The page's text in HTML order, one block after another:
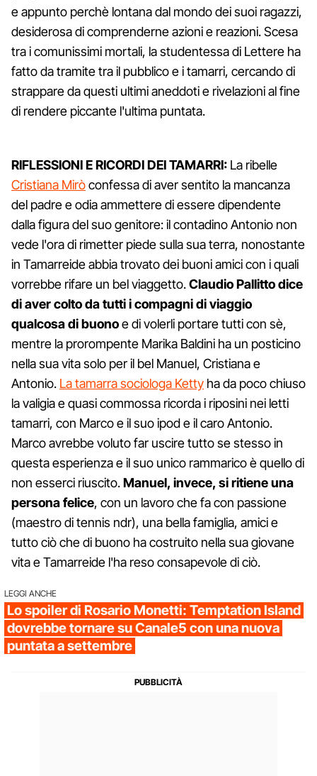
e appunto perchè lontana dal mondo dei suoi ragazzi,
desiderosa di comprenderne azioni e reazioni. Scesa
tra i comunissimi mortali, la studentessa di Lettere ha
fatto da tramite tra il pubblico e i tamarri, cercando di
strappare da questi ultimi aneddoti e rivelazioni al fine
di rendere piccante l'ultima puntata.
RIFLESSIONI E RICORDI DEI TAMARRI: La ribelle
Cristiana Miròconfessa di aver sentito la mancanza
del padre e odia ammettere di essere dipendente
dalla figura del suo genitore: il contadino Antonio non
vede l'ora di rimetter piede sulla sua terra, nonostante
in Tamarreide abbia trovato dei buoni amici con i quali
vorrebbe rifare un bel viaggetto.Claudio Pallitto dice
di aver colto da tutti i compagni di viaggio
qualcosa di buonoe di volerli portare tutti con sè,
mentre la prorompente Marika Baldini ha un posticino
nella sua vita solo per il bel Manuel, Cristiana e
Antonio. La tamarra sociologa Ketty ha da poco chiuso
la valigia e quasi commossa ricorda i riposini nei letti
tamarri, con Marco e il suo ipod e il caro Antonio.
Marco avrebbe voluto far uscire tutto se stesso in
questa esperienza e il suo unico rammarico è quello di
non esserci riuscito.Manuel, invece, si ritiene una
persona felice, con un lavoro che fa con passione
(maestro di tennis ndr), una bella famiglia, amici e
tutto ciò che di buono ha costruito nella sua giovane
vita e Tamarreide l'ha reso consapevole di ciò.
LEGGI ANCHE
Lo spoiler di Rosario Monetti: Temptation Island
dovrebbe tornare su Canale5 con una nuova
puntata a settembre